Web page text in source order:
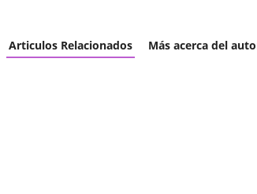
Articulos Relacionados Más acerca del